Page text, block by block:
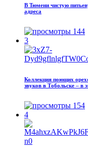
В Тюмени чистую
адреса
144
3
Коллекция поющих
звуков в Тобольске – в
154
4